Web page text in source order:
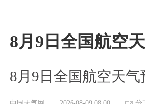
8月9日全国航空
8月9日全国航空天气